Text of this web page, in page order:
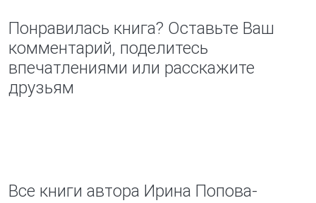
Понравилась книга? Оставьте Ваш
комментарий, поделитесь
впечатлениями или расскажите
друзьям
Все книги автора Ирина Попова-